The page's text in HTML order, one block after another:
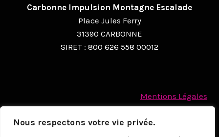
Nous respectons votre vie privée.
Carbonne Impulsion Montagne Escalade
Place Jules Ferry
31390 CARBONNE
SIRET : 800 626 558 00012
Mentions Légales
Politique des cookies
Protection des Données à caractère personnel